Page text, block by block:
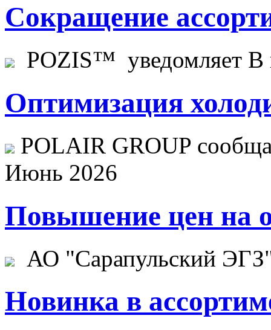
Сокращение
POZIS™ уведомляет В
Оптимизация
POLAIR GROUP
Июнь 2026
Повышение цен на
АО "Сарапульский
Новинка в